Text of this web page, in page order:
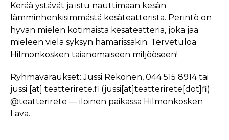
Kerää ystävät ja istu nauttimaan kesän
lämminhenkisimmästä kesäteatterista. Perintö on
hyvän mielen kotimaista kesäteatteria, joka jää
mieleen vielä syksyn hämärissäkin. Tervetuloa
Hilmonkosken taianomaiseen miljööseen!
Ryhmävaraukset: Jussi Rekonen, 044 515 8914 tai
jussi [at] teatterirete.fi (jussi[at]teatterirete[dot]fi)
@teatterirete — iloinen paikassa Hilmonkosken
Lava.